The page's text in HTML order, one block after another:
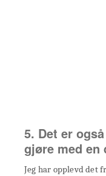
5. Det er
gjøre med en
Jeg har opplevd det